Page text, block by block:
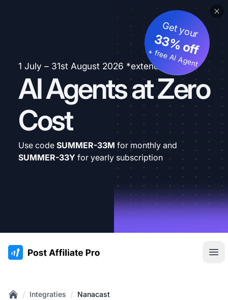
1 July – 31st August 2026 *extended
AI Agents at Zero
Cost
Get your
33% off
+ free AI Agent
Use code SUMMER-33M for monthly and
SUMMER-33Y for yearly subscription
:site.title
/ Integraties / Nanacast